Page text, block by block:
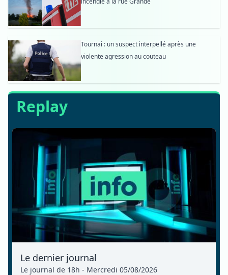
Tournai : un suspect interpellé après une
violente agression au couteau
Replay
Le dernier journal
Le journal de 18h - Mercredi 05/08/2026